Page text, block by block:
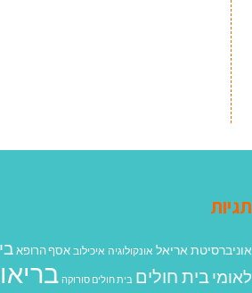
תגיות
אוניברסיטת אריאל אונקולוגיה איכילוב אסף הרופא
לאומי בית חולים בית חולים סורוקה